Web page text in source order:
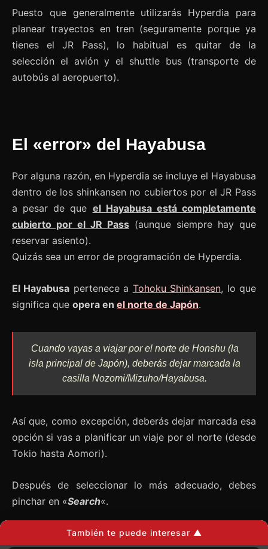
Puesto que generalmente utilizarás Hyperdia para
planear trayectos en tren (seguramente porque ya
tienes el JR Pass), lo habitual es quitar de la
selección el avión y el shuttle bus (transporte de
autobús al aeropuerto).
El «error» del Hayabusa
Por alguna razón, en Hyperdia se incluye el Hayabusa
dentro de los shinkansen no cubiertos por el JR Pass
a pesar de que el Hayabusa está completamente
cubierto por el JR Pass (aunque siempre hay que
reservar asiento).
Quizás sea un error de programación de Hyperdia.
El Hayabusa pertenece a Tohoku Shinkansen, lo que
significa que opera en el norte de Japón.
Cuando vayas a viajar por el norte de Honshu (la
isla principal de Japón), deberás dejar marcada la
casilla Nozomi/Mizuho/Hayabusa.
Así que, como excepción, deberás dejar marcada esa
opción si vas a planificar un viaje por el norte (desde
Tokio hasta Aomori).
Después de seleccionar lo más adecuado, debes
pinchar en «Search«.
También te puede interesar ▲